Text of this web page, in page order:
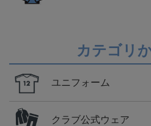
カテゴリ
ユニフォーム
クラブ公式ウェア